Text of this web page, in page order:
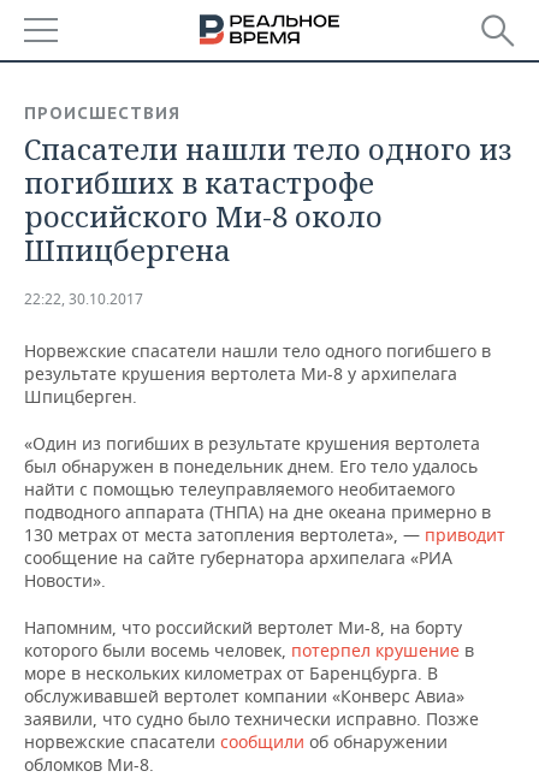
БАШКОРТОСТАН
ТАТАРСТАН
УДМУРТИЯ
НОВОСТИ
АНАЛИТИКА
НОВОСТИ АНАЛИТИКИ
ДЕКЛАРАЦИИ О ДОХОДАХ
КОРОЛИ ГОСЗАКАЗА ПФО
КОМУ ПРИНАДЛЕЖАТ
ТОРГОВЫЕ ЦЕНТРЫ
ТАТАРСТАНА
ЭКОНОМИКА
НОВОСТИ ЭКОНОМИКИ
ФИНАНСЫ
БЮДЖЕТ
ИНВЕСТИЦИИ
ПРОМЫШЛЕННОСТЬ
НОВОСТИ
ПРОМЫШЛЕННОСТИ
АГРОПРОМ
МАШИНОСТРОЕНИЕ
НЕФТЕХИМИЯ
ОПК
ЭНЕРГЕТИКА
НЕДВИЖИМОСТЬ
НОВОСТИ АВТО
БИЗНЕС
НОВОСТИ БИЗНЕСА
РОЗНИЧНАЯ ТОРГОВЛЯ
ТРАНСПОРТ
УСЛУГИ
ТЕХНОЛОГИИ
НОВОСТИ ТЕХНОЛОГИЙ
IT
МЕДИА
ТЕЛЕКОММУНИКАЦИИ
МЕРОПРИЯТИЯ
НОВОСТИ МЕРОПРИЯТИЙ
ВЫЕЗДНАЯ РЕДАКЦИЯ
БИЗНЕС-БРАНЧИ
СПОРТ
НОВОСТИ СПОРТА
ФУТБОЛ
ОБЩЕСТВО
НОВОСТИ ОБЩЕСТВА
ФОТОГАЛЕРЕЯ
ПРОИСШЕСТВИЯ
Спасатели нашли тело одного из
погибших в катастрофе
российского Ми-8 около
Шпицбергена
22:22, 30.10.2017
Норвежские спасатели нашли тело одного погибшего в
результате крушения вертолета Ми-8 у архипелага
Шпицберген.
«Один из погибших в результате крушения вертолета
был обнаружен в понедельник днем. Его тело удалось
найти с помощью телеуправляемого необитаемого
подводного аппарата (ТНПА) на дне океана примерно в
130 метрах от места затопления вертолета», — приводит
сообщение на сайте губернатора архипелага «РИА
Новости».
Напомним, что российский вертолет Ми-8, на борту
которого были восемь человек, потерпел крушение в
море в нескольких километрах от Баренцбурга. В
обслуживавшей вертолет компании «Конверс Авиа»
заявили, что судно было технически исправно. Позже
норвежские спасатели сообщили об обнаружении
обломков Ми-8.